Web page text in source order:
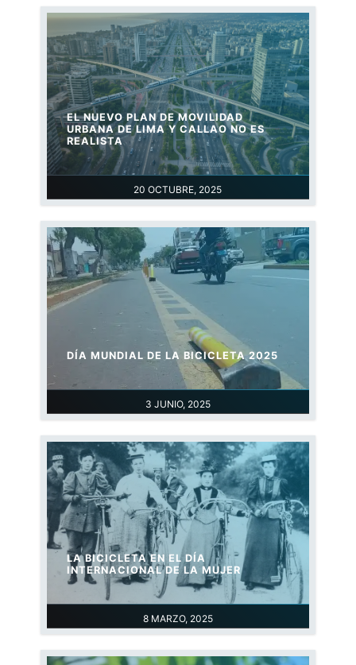
20 OCTUBRE, 2025
EL NUEVO PLAN DE MOVILIDAD
URBANA DE LIMA Y CALLAO NO ES
REALISTA
3 JUNIO, 2025
DÍA MUNDIAL DE LA BICICLETA 2025
8 MARZO, 2025
LA BICICLETA EN EL DÍA
INTERNACIONAL DE LA MUJER